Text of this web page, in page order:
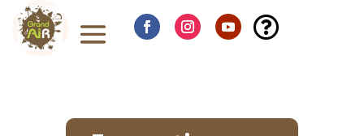
